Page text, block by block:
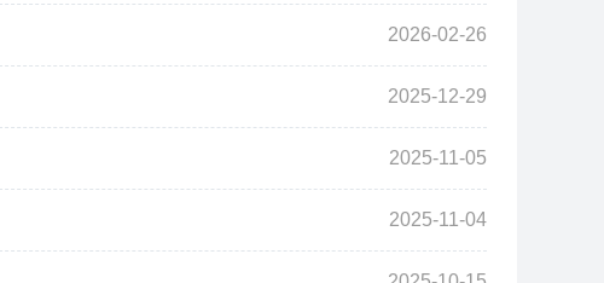
2026-02-26
2025-12-29
2025-11-05
2025-11-04